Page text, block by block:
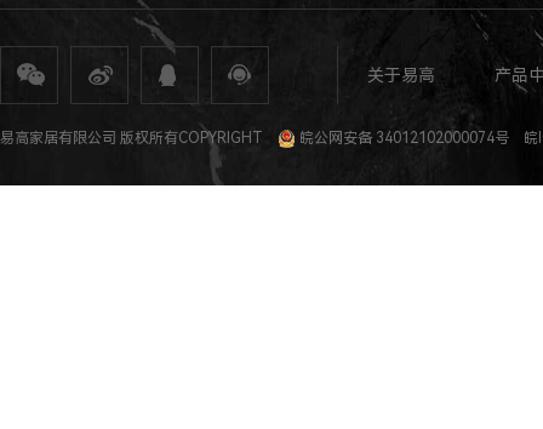
关于易高 产品
全屋定制 定制家具 整体家居 衣柜定制 橱柜定制 全屋定制加盟 全屋整装 全屋定制
易高家居有限公司 版权所有COPYRIGHT 皖公网安备 34012102000074号 皖